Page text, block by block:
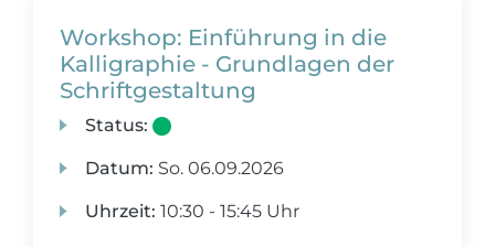
Workshop: Einführung in die
Kalligraphie - Grundlagen der
Schriftgestaltung
Status:
Datum: So. 06.09.2026
Uhrzeit: 10:30 - 15:45 Uhr